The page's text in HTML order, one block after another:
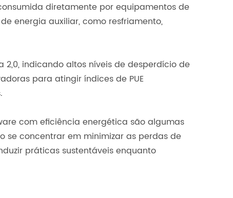
diretamente por equipamentos de
energia auxiliar, como resfriamento,
indicando altos níveis de desperdício de
para atingir índices de PUE
com eficiência energética são algumas
se concentrar em minimizar as perdas de
práticas sustentáveis enquanto